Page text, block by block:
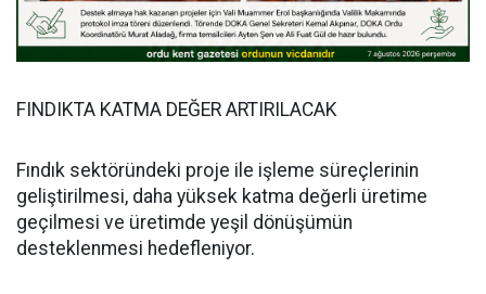
FINDIKTA KATMA DEĞER ARTIRILACAK
Fındık sektöründeki proje ile işleme süreçlerinin
geliştirilmesi, daha yüksek katma değerli üretime
geçilmesi ve üretimde yeşil dönüşümün
desteklenmesi hedefleniyor.